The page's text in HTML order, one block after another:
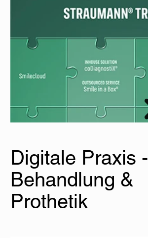
Digitale Praxis -
Behandlung &
Prothetik